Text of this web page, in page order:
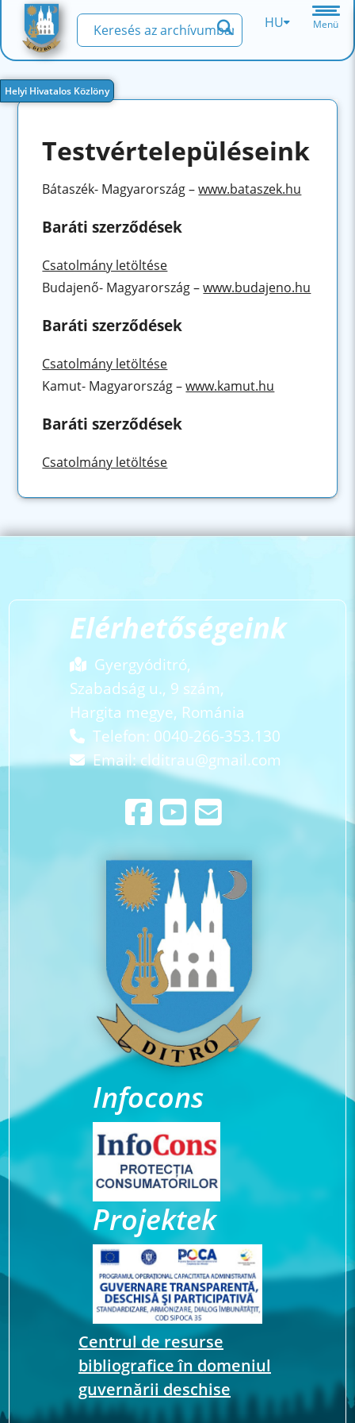
HU Menü
Helyi Hivatalos Közlöny
Testvértelepüléseink
Bátaszék- Magyarország – www.bataszek.hu
Baráti szerződések
Csatolmány letöltése
Budajenő- Magyarország – www.budajeno.hu
Baráti szerződések
Csatolmány letöltése
Kamut- Magyarország – www.kamut.hu
Baráti szerződések
Csatolmány letöltése
Elérhetőségeink
Gyergyóditró,
Szabadság u., 9 szám,
Hargita megye, Románia
Telefon: 0040-266-353.130
Email:clditrau@gmail.com
Infocons
Projektek
Centrul de resurse
bibliografice în domeniul
guvernării deschise